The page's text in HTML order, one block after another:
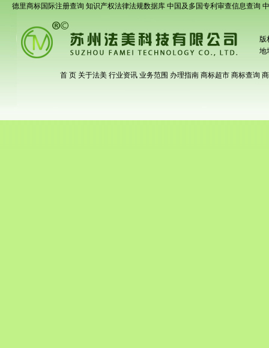
德里商标国际注册查询 知识产权法律法规数据库 中国及多国专利审查信息查询
版
地
首 页 关于法美 行业资讯 业务范围 办理指南 商标超市 商标查询